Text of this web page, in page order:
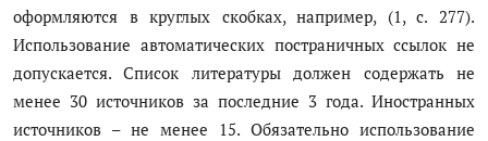
оформляются в круглых скобках, например, (1, с. 277).
Использование автоматических постраничных ссылок не
допускается. Список литературы должен содержать не
менее 30 источников за последние 3 года. Иностранных
источников – не менее 15. Обязательно использование